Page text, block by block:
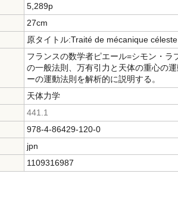
5,289p
27cm
原タイトル:Traité de mécanique céleste
フランスの数学者ピエール=シモン・
の一般法則、万有引力と天体の重心の
ーの運動法則を解析的に説明する。
天体力学
441.1
978-4-86429-120-0
jpn
1109316987